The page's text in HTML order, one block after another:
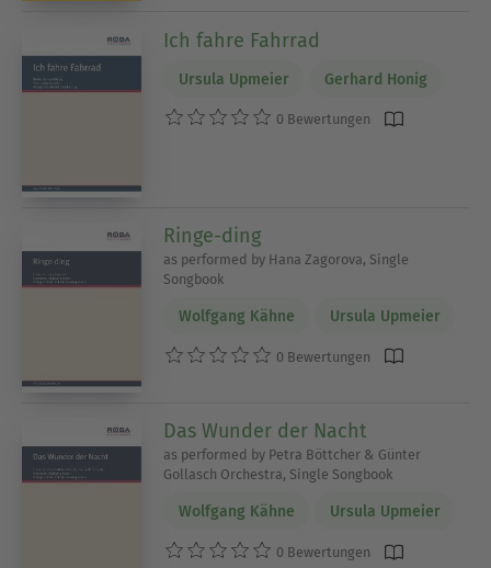
Ich fahre Fahrrad
Ursula Upmeier Gerhard Honig
0 Bewertungen
Ringe-ding
as performed by Hana Zagorova, Single
Songbook
Wolfgang Kähne Ursula Upmeier
0 Bewertungen
Das Wunder der Nacht
as performed by Petra Böttcher & Günter
Gollasch Orchestra, Single Songbook
Wolfgang Kähne Ursula Upmeier
0 Bewertungen